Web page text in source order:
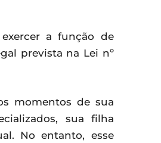
a função de
prevista na Lei nº
momentos de sua
sua filha
No entanto, esse